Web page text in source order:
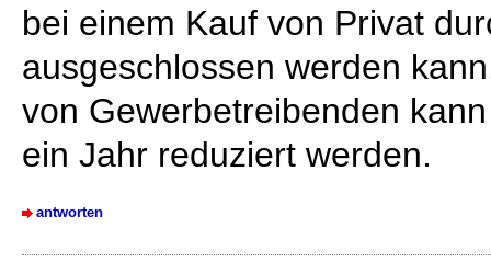
bei einem Kauf von Privat
ausgeschlossen werden
von Gewerbetreibenden
ein Jahr reduziert werden.
antworten